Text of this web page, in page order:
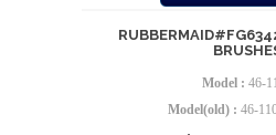
Model : 46-
Model(old) : 46-